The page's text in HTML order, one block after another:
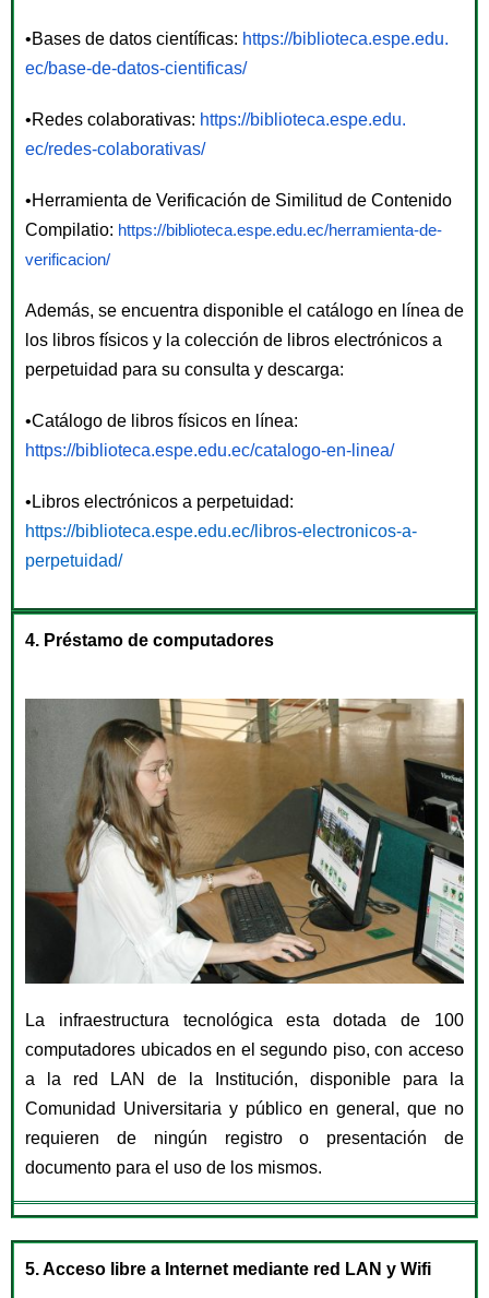
•Bases de datos científicas: https://biblioteca.espe.edu.
ec/base-de-datos-cientificas/
•Redes colaborativas: https://biblioteca.espe.edu.
ec/redes-colaborativas/
•Herramienta de Verificación de Similitud de Contenido
Compilatio: https://biblioteca.espe.edu.ec/herramienta-de-
verificacion/
Además, se encuentra disponible el catálogo en línea de
los libros físicos y la colección de libros electrónicos a
perpetuidad para su consulta y descarga:
•Catálogo de libros físicos en línea:
https://biblioteca.espe.edu.ec/catalogo-en-linea/
•Libros electrónicos a perpetuidad:
https://biblioteca.espe.edu.ec/libros-electronicos-a-
perpetuidad/
4. Préstamo de computadores
La infraestructura tecnológica esta dotada de 100
computadores ubicados en el segundo piso, con acceso
a la red LAN de la Institución, disponible para la
Comunidad Universitaria y público en general, que no
requieren de ningún registro o presentación de
documento para el uso de los mismos.
5. Acceso libre a Internet mediante red LAN y Wifi